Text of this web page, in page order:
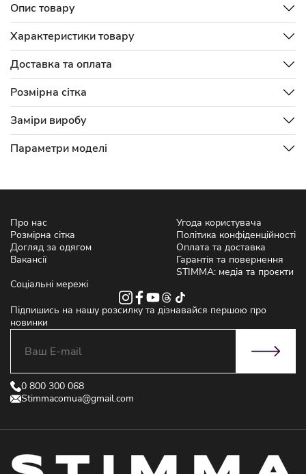
Опис товару
Характеристики товару
Доставка та оплата
Розмірна сітка
Заміри виробу
Параметри моделі
Про нас
Розмірна сітка
Догляд за одягом
Вакансії
Угода користувача
Політика конфіденційності
Оплата та доставка
Гарантія та повернення
STIMMA: медіа та проєкти
Соціальні мережі
Підпишись на нашу розсилку та дізнавайся першою про
новинки
0 800 300 068
Stimmacomua@gmail.com